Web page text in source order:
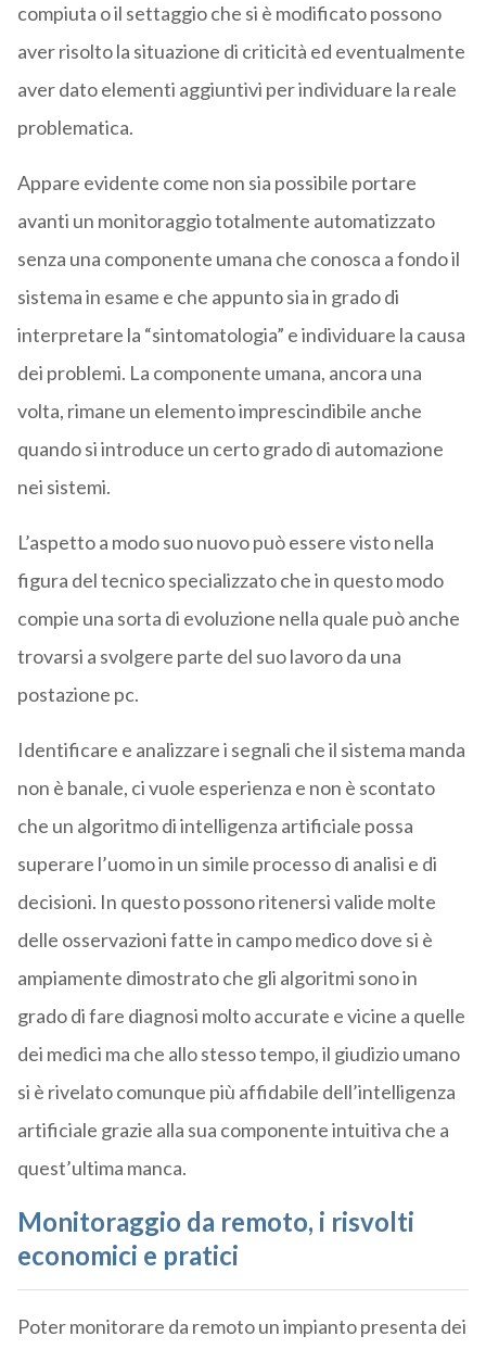
compiuta o il settaggio che si è modificato possono
aver risolto la situazione di criticità ed eventualmente
aver dato elementi aggiuntivi per individuare la reale
problematica.
Appare evidente come non sia possibile portare
avanti un monitoraggio totalmente automatizzato
senza una componente umana che conosca a fondo il
sistema in esame e che appunto sia in grado di
interpretare la “sintomatologia” e individuare la causa
dei problemi. La componente umana, ancora una
volta, rimane un elemento imprescindibile anche
quando si introduce un certo grado di automazione
nei sistemi.
L’aspetto a modo suo nuovo può essere visto nella
figura del tecnico specializzato che in questo modo
compie una sorta di evoluzione nella quale può anche
trovarsi a svolgere parte del suo lavoro da una
postazione pc.
Identificare e analizzare i segnali che il sistema manda
non è banale, ci vuole esperienza e non è scontato
che un algoritmo di intelligenza artificiale possa
superare l’uomo in un simile processo di analisi e di
decisioni. In questo possono ritenersi valide molte
delle osservazioni fatte in campo medico dove si è
ampiamente dimostrato che gli algoritmi sono in
grado di fare diagnosi molto accurate e vicine a quelle
dei medici ma che allo stesso tempo, il giudizio umano
si è rivelato comunque più affidabile dell’intelligenza
artificiale grazie alla sua componente intuitiva che a
quest’ultima manca.
Monitoraggio da remoto, i risvolti
economici e pratici
Poter monitorare da remoto un impianto presenta dei